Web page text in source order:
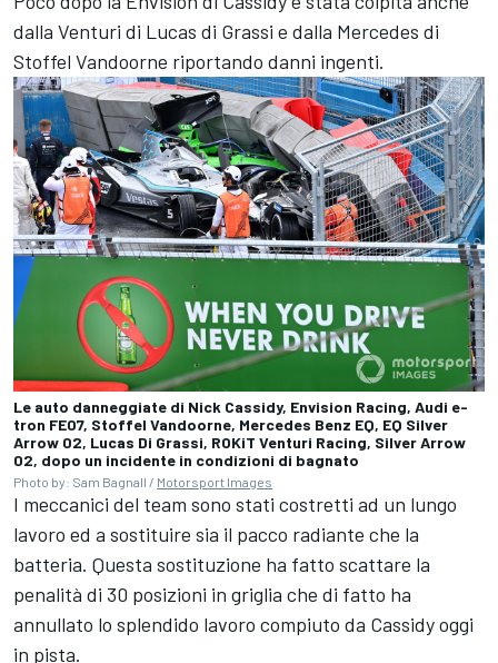
dalla Venturi di Lucas di Grassi e dalla Mercedes di
Stoffel Vandoorne riportando danni ingenti.
Le auto danneggiate di Nick Cassidy, Envision Racing, Audi e-
tron FE07, Stoffel Vandoorne, Mercedes Benz EQ, EQ Silver
Arrow 02, Lucas Di Grassi, ROKiT Venturi Racing, Silver Arrow
02, dopo un incidente in condizioni di bagnato
Photo by: Sam Bagnall / Motorsport Images
I meccanici del team sono stati costretti ad un lungo
lavoro ed a sostituire sia il pacco radiante che la
batteria. Questa sostituzione ha fatto scattare la
penalità di 30 posizioni in griglia che di fatto ha
annullato lo splendido lavoro compiuto da Cassidy oggi
in pista.